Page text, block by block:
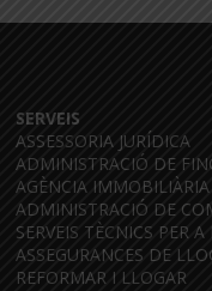
SERVEIS
ASSESSORIA JURÍDICA
ADMINISTRACIÓ DE
AGÈNCIA IMMOBILIÀRIA
ADMINISTRACIÓ DE
SERVEIS TÈCNICS PER A
ASSEGURANCES DE
REFORMAR I LLOGAR